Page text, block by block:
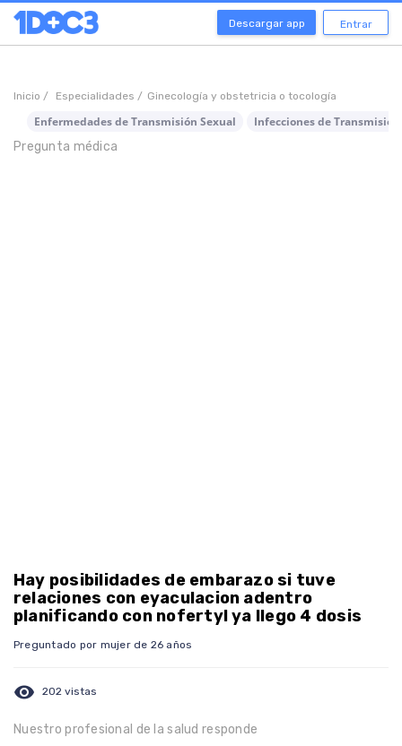
Descargar app Entrar
Inicio / Especialidades / Ginecología y obstetricia o tocología
Enfermedades de Transmisión Sexual
Infecciones de
Pregunta médica
Hay posibilidades de embarazo si tuve
relaciones con eyaculacion adentro
planificando con nofertyl ya llego 4 dosis
Preguntado por mujer de 26 años
visibility 202 vistas
Nuestro profesional de la salud responde